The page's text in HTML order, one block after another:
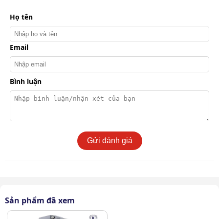
Họ tên
Email
Bình luận
Gửi đánh giá
Sản phẩm đã xem